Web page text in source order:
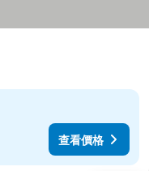
查看價格